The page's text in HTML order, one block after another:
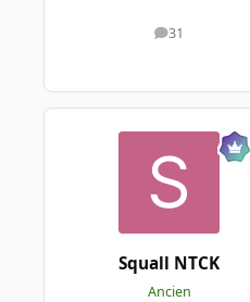
31
messages
Squall NTCK
Ancien